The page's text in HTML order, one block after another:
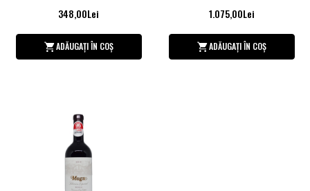
348,00Lei
ADĂUGAȚI ÎN COȘ
1.075,00Lei
ADĂUGAȚI ÎN COȘ